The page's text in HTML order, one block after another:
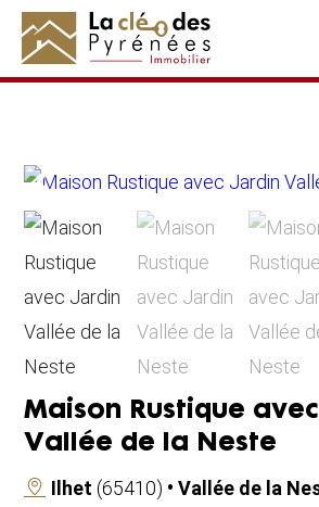
" />
Maison Rustique
Vallée de la Neste
Ilhet (65410) • Vallée de la